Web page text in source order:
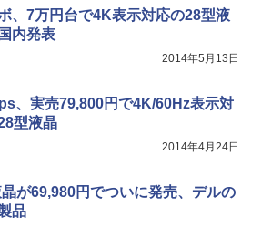
、7万円台で4K表示対応の28型液
内発表
2014年5月13日
、実売79,800円で4K/60Hz表示対
型液晶
2014年4月24日
が69,980円でついに発売、デルの
品